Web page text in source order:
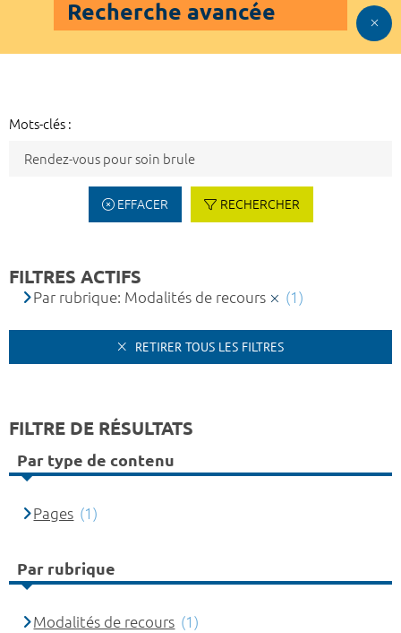
Recherche avancée
Mots-clés :
EFFACER RECHERCHER
FILTRES ACTIFS
Par rubrique: Modalités de recours (1)
RETIRER TOUS LES FILTRES
FILTRE DE RÉSULTATS
Par type de contenu
Pages (1)
Par rubrique
Modalités de recours (1)